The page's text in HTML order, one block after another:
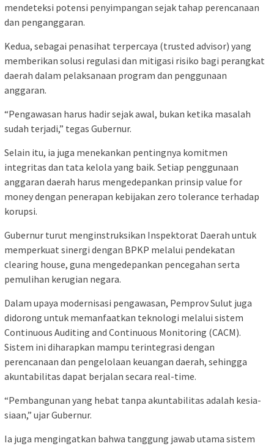
mendeteksi potensi penyimpangan sejak tahap perencanaan
dan penganggaran.
Kedua, sebagai penasihat terpercaya (trusted advisor) yang
memberikan solusi regulasi dan mitigasi risiko bagi perangkat
daerah dalam pelaksanaan program dan penggunaan
anggaran.
“Pengawasan harus hadir sejak awal, bukan ketika masalah
sudah terjadi,” tegas Gubernur.
Selain itu, ia juga menekankan pentingnya komitmen
integritas dan tata kelola yang baik. Setiap penggunaan
anggaran daerah harus mengedepankan prinsip value for
money dengan penerapan kebijakan zero tolerance terhadap
korupsi.
Gubernur turut menginstruksikan Inspektorat Daerah untuk
memperkuat sinergi dengan BPKP melalui pendekatan
clearing house, guna mengedepankan pencegahan serta
pemulihan kerugian negara.
Dalam upaya modernisasi pengawasan, Pemprov Sulut juga
didorong untuk memanfaatkan teknologi melalui sistem
Continuous Auditing and Continuous Monitoring (CACM).
Sistem ini diharapkan mampu terintegrasi dengan
perencanaan dan pengelolaan keuangan daerah, sehingga
akuntabilitas dapat berjalan secara real-time.
“Pembangunan yang hebat tanpa akuntabilitas adalah kesia-
siaan,” ujar Gubernur.
Ia juga mengingatkan bahwa tanggung jawab utama sistem